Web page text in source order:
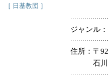
［ 日基教団 ］
ジャンル
住所
〒
石